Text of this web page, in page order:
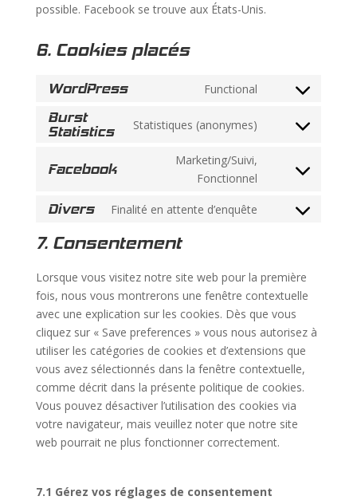
possible. Facebook se trouve aux États-Unis.
6. Cookies placés
WordPress Functional
Consent
service
Burst
Statistics
Statistiques (anonymes)
Consent
service
statistics
Facebook
Marketing/Suivi,
Fonctionnel
Consent
service
Divers Finalité en attente d’enquête
Consent
divers
7. Consentement
Lorsque vous visitez notre site web pour la première
fois, nous vous montrerons une fenêtre contextuelle
avec une explication sur les cookies. Dès que vous
cliquez sur « Save preferences » vous nous autorisez à
utiliser les catégories de cookies et d’extensions que
vous avez sélectionnés dans la fenêtre contextuelle,
comme décrit dans la présente politique de cookies.
Vous pouvez désactiver l’utilisation des cookies via
votre navigateur, mais veuillez noter que notre site
web pourrait ne plus fonctionner correctement.
7.1 Gérez vos réglages de consentement